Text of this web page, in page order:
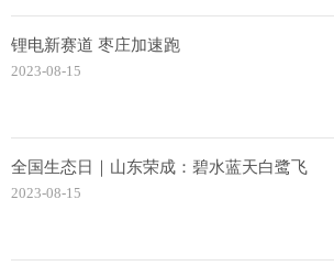
锂电新赛道 枣庄加速跑
2023-08-15
全国生态日｜山东荣成：碧水蓝天白鹭飞
2023-08-15